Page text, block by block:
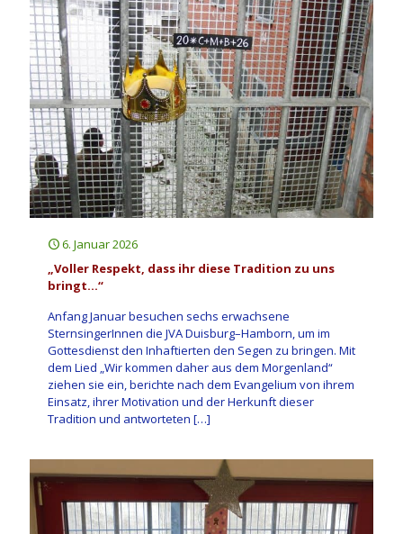
6. Januar 2026
„Voller Respekt, dass ihr diese Tradition zu uns
bringt…“
Anfang Januar besuchen sechs erwachsene
SternsingerInnen die JVA Duisburg–Hamborn, um im
Gottesdienst den Inhaftierten den Segen zu bringen. Mit
dem Lied „Wir kommen daher aus dem Morgenland“
ziehen sie ein, berichte nach dem Evangelium von ihrem
Einsatz, ihrer Motivation und der Herkunft dieser
Tradition und antworteten […]